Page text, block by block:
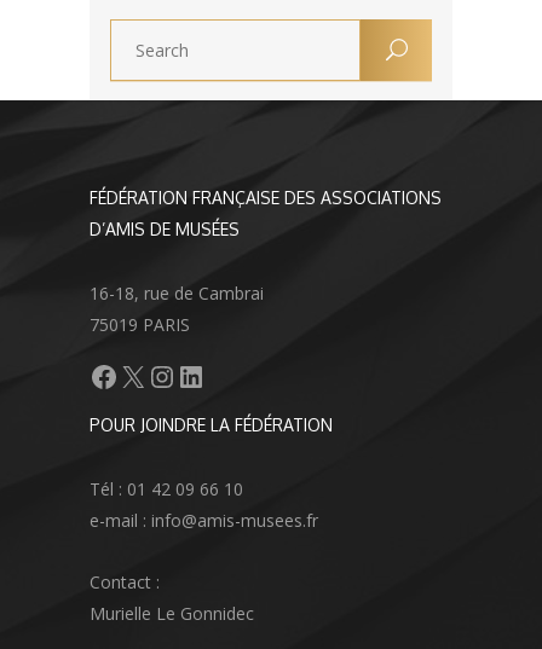
FÉDÉRATION FRANÇAISE DES ASSOCIATIONS
D’AMIS DE MUSÉES
16-18, rue de Cambrai
75019 PARIS
Facebook
X Instagram
LinkedIn
POUR JOINDRE LA FÉDÉRATION
Tél : 01 42 09 66 10
e-mail : info@amis-musees.fr
Contact :
Murielle Le Gonnidec